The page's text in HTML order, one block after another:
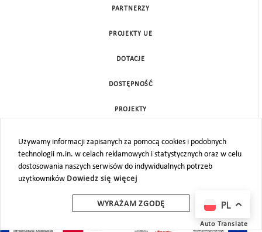
Używamy informacji zapisanych za pomocą cookies i podobnych
technologii m.in. w celach reklamowych i statystycznych oraz w celu
dostosowania naszych serwisów do indywidualnych potrzeb
użytkowników Dowiedz się więcej
WYRAŻAM ZGODĘ
PARTNERZY
PROJEKTY UE
DOTACJE
DOSTĘPNOŚĆ
PROJEKTY
MAPA STRONY
PL
Auto Translate